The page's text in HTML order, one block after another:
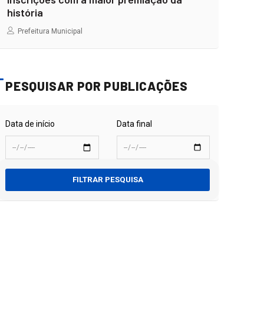
história
Prefeitura Municipal
PESQUISAR POR PUBLICAÇÕES
Data de início Data final
FILTRAR PESQUISA